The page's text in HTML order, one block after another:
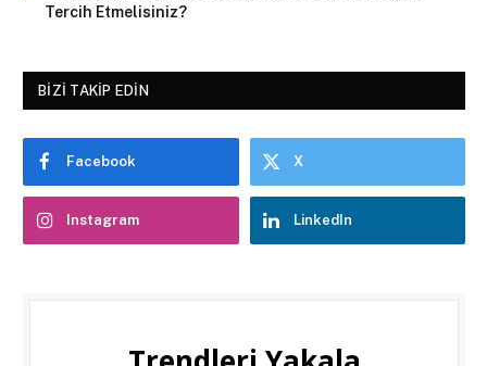
Tercih Etmelisiniz?
BIZI TAKIP EDIN
Facebook X
Instagram LinkedIn